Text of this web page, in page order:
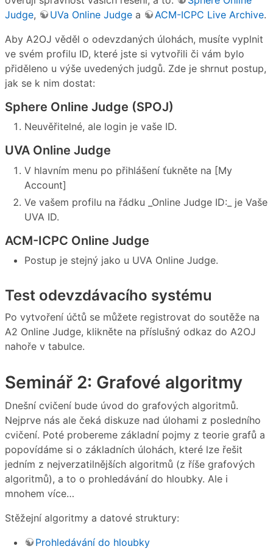
Judge, UVa Online Judge a ACM-ICPC Live Archive.
Aby A2OJ věděl o odevzdaných úlohách, musíte vyplnit
ve svém profilu ID, které jste si vytvořili či vám bylo
přiděleno u výše uvedených judgů. Zde je shrnut postup,
jak se k nim dostat:
Sphere Online Judge (SPOJ)
Neuvěřitelné, ale login je vaše ID.
UVA Online Judge
V hlavním menu po přihlášení ťukněte na [My
Account]
Ve vašem profilu na řádku _Online Judge ID:_ je Vaše
UVA ID.
ACM-ICPC Online Judge
Postup je stejný jako u UVA Online Judge.
Test odevzdávacího systému
Po vytvoření účtů se můžete registrovat do soutěže na
A2 Online Judge, klikněte na příslušný odkaz do A2OJ
nahoře v tabulce.
Seminář 2: Grafové algoritmy
Dnešní cvičení bude úvod do grafových algoritmů.
Nejprve nás ale čeká diskuze nad úlohami z posledního
cvičení. Poté probereme základní pojmy z teorie grafů a
popovídáme si o základních úlohách, které lze řešit
jedním z nejverzatilnějších algoritmů (z říše grafových
algoritmů), a to o prohledávání do hloubky. Ale i
mnohem více…
Stěžejní algoritmy a datové struktury:
Prohledávání do hloubky